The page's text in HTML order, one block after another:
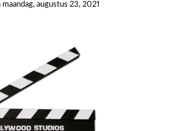
maandag, augustus 23, 2021